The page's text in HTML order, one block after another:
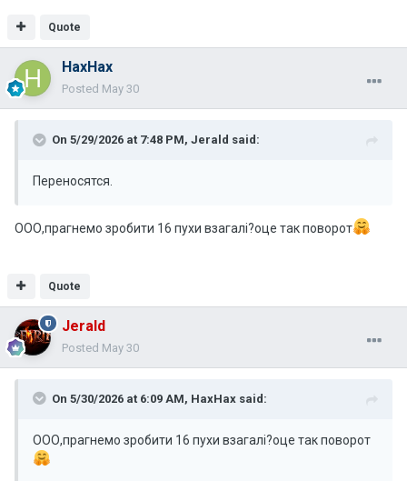
Quote
НахНах
Posted May 30
On 5/29/2026 at 7:48 PM, Jerald said:
Переносятся.
ООО,прагнемо зробити 16 пухи взагалі?оце так поворот
Quote
Jerald
Posted May 30
On 5/30/2026 at 6:09 AM, НахНах said:
ООО,прагнемо зробити 16 пухи взагалі?оце так поворот